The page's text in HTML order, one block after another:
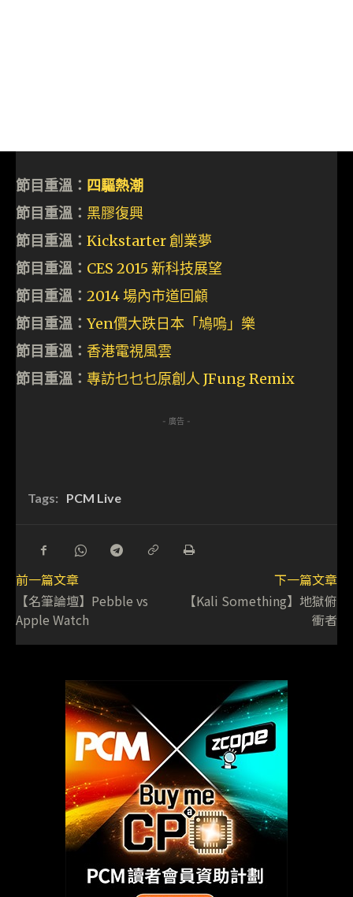
節目重溫： 四驅熱潮
節目重溫： 黑膠復興
節目重溫： Kickstarter 創業夢
節目重溫： CES 2015 新科技展望
節目重溫： 2014 場內市道回顧
節目重溫： Yen價大跌日本「鳩嗚」樂
節目重溫： 香港電視風雲
節目重溫： 專訪乜乜乜原創人 JFung Remix
- 廣告 -
Tags: PCM Live
前一篇文章
【名筆論壇】Pebble vs
Apple Watch
下一篇文章
【Kali Something】地獄俯
衝者